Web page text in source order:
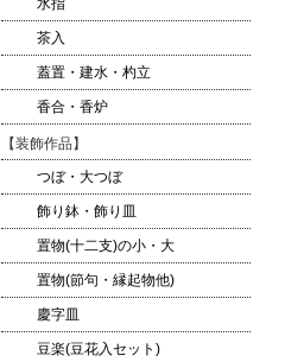
水指
茶入
蓋置・建水・杓立
香合・香炉
【装飾作品】
つぼ・大つぼ
飾り鉢・飾り皿
置物(十二支)の小・大
置物(節句・縁起物他)
慶字皿
豆楽(豆花入セット)